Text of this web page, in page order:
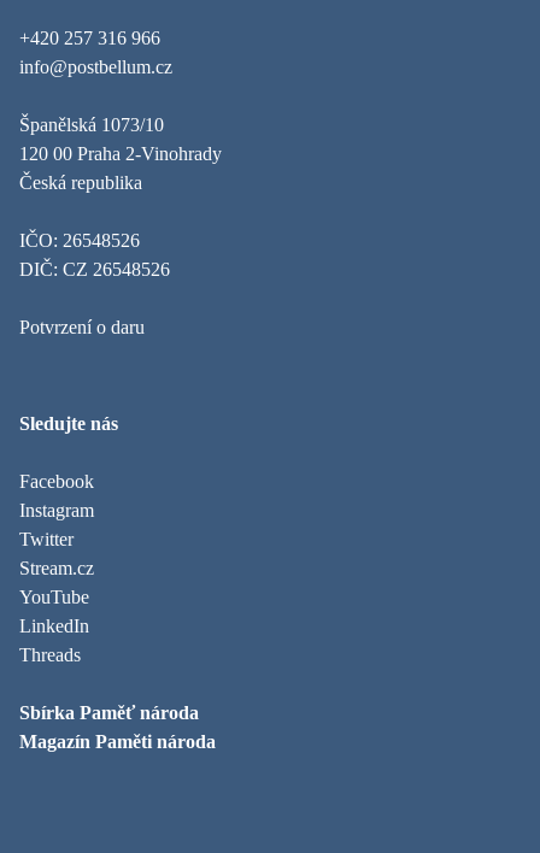
+420 257 316 966
info@postbellum.cz
Španělská 1073/10
120 00 Praha 2-Vinohrady
Česká republika
IČO: 26548526
DIČ: CZ 26548526
Potvrzení o daru
Sledujte nás
Facebook
Instagram
Twitter
Stream.cz
YouTube
LinkedIn
Threads
Sbírka Paměť národa
Magazín Paměti národa